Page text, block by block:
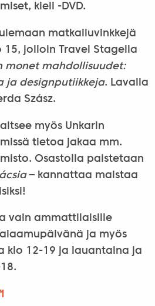
kieli -DVD.
matkailuvinkkejä
15, jolloin Travel Stagella
monet mahdollisuudet:
ja designputiikkeja. Lavalla
Szász.
myös Unkarin
tietoa jakaa mm.
Osastolla paistetaan
– kannattaa maistaa
vain ammattilaisille
ja myös
klo 12-19 ja lauantaina ja